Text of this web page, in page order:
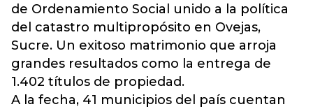
de Ordenamiento Social unido a la política
del catastro multipropósito en Ovejas,
Sucre. Un exitoso matrimonio que arroja
grandes resultados como la entrega de
1.402 títulos de propiedad.
A la fecha, 41 municipios del país cuentan